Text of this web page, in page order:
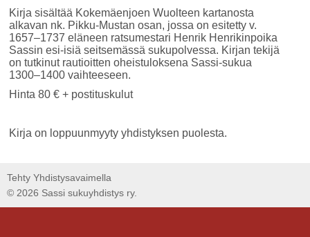
Kirja sisältää Kokemäenjoen Wuolteen kartanosta
alkavan nk. Pikku-Mustan osan, jossa on esitetty v.
1657–1737 eläneen ratsumestari Henrik Henrikinpoika
Sassin esi-isiä seitsemässä sukupolvessa. Kirjan tekijä
on tutkinut rautioitten oheistuloksena Sassi-sukua
1300–1400 vaihteeseen.
Hinta 80 € + postituskulut
Kirja on loppuunmyyty yhdistyksen puolesta.
Tehty Yhdistysavaimella
© 2026 Sassi sukuyhdistys ry.